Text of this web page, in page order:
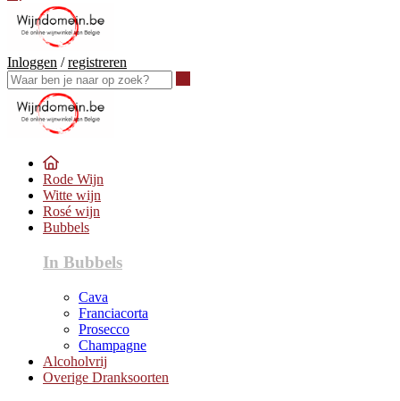
Inloggen /registreren
Rode Wijn
Witte wijn
Rosé wijn
Bubbels
In Bubbels
Cava
Franciacorta
Prosecco
Champagne
Alcoholvrij
Overige Dranksoorten